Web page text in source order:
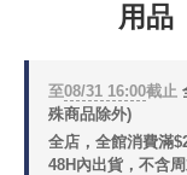
用品
至08/31 16:00截止
殊商品除外)
全店，全館消費滿
48H內出貨，不含